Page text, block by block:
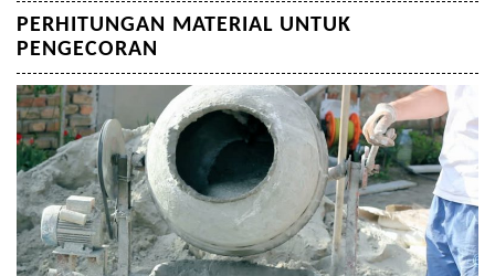
PERHITUNGAN MATERIAL UNTUK
PENGECORAN